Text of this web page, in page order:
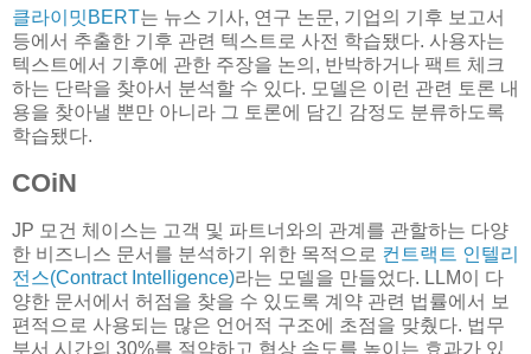
클라이밋BERT는 뉴스 기사, 연구 논문, 기업의 기후 보고서
등에서 추출한 기후 관련 텍스트로 사전 학습됐다. 사용자는
텍스트에서 기후에 관한 주장을 논의, 반박하거나 팩트 체크
하는 단락을 찾아서 분석할 수 있다. 모델은 이런 관련 토론 내
용을 찾아낼 뿐만 아니라 그 토론에 담긴 감정도 분류하도록
학습됐다.
COiN
JP 모건 체이스는 고객 및 파트너와의 관계를 관할하는 다양
한 비즈니스 문서를 분석하기 위한 목적으로 컨트랙트 인텔리
전스(Contract Intelligence)라는 모델을 만들었다. LLM이 다
양한 문서에서 허점을 찾을 수 있도록 계약 관련 법률에서 보
편적으로 사용되는 많은 언어적 구조에 초점을 맞췄다. 법무
부서 시간의 30%를 절약하고 협상 속도를 높이는 효과가 있